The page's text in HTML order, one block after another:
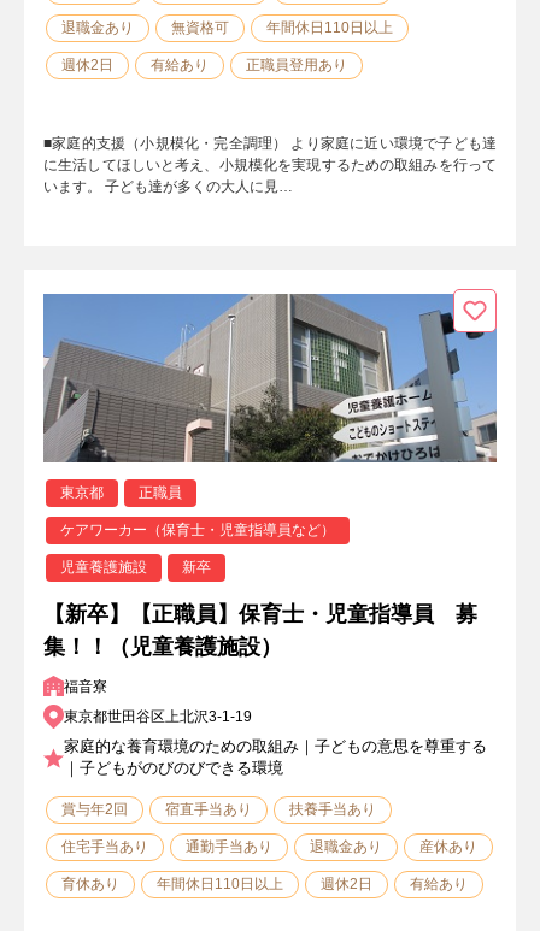
退職金あり 無資格可 年間休日110日以上
週休2日 有給あり 正職員登用あり
■家庭的支援（小規模化・完全調理） より家庭に近い環境で子ども達
に生活してほしいと考え、小規模化を実現するための取組みを行って
います。 子ども達が多くの大人に見…
東京都 正職員
ケアワーカー（保育士・児童指導員など）
児童養護施設 新卒
【新卒】【正職員】保育士・児童指導員 募
集！！（児童養護施設）
福音寮
東京都世田谷区上北沢3-1-19
家庭的な養育環境のための取組み｜子どもの意思を尊重する
｜子どもがのびのびできる環境
賞与年2回 宿直手当あり 扶養手当あり
住宅手当あり 通勤手当あり 退職金あり 産休あり
育休あり 年間休日110日以上 週休2日 有給あり